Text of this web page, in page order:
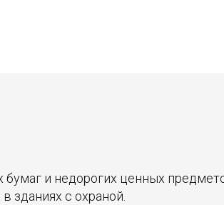
и недорогих ценных
зданиях с охраной.